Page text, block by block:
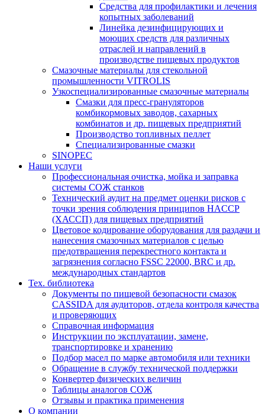
Средства для профилактики и лечения
копытных заболеваний
Линейка дезинфицирующих и
моющих средств для различных
отраслей и направлений в
производстве пищевых продуктов
Смазочные материалы для стекольной
промышленности VITROLIS
Узкоспециализированные смазочные материалы
Смазки для пресс-грануляторов
комбикормовых заводов, сахарных
комбинатов и др. пищевых предприятий
Производство топливных пеллет
Специализированные смазки
SINOPEC
Наши услуги
Профессиональная очистка, мойка и заправка
системы СОЖ станков
Технический аудит на предмет оценки рисков с
точки зрения соблюдения принципов HACCP
(ХАССП) для пищевых предприятий
Цветовое кодирование оборудования для раздачи и
нанесения смазочных материалов с целью
предотвращения перекрестного контакта и
загрязнения согласно FSSC 22000, BRC и др.
международных стандартов
Тех. библиотека
Документы по пищевой безопасности смазок
CASSIDA для аудиторов, отдела контроля качества
и проверяющих
Справочная информация
Инструкции по эксплуатации, замене,
транспортировке и хранению
Подбор масел по марке автомобиля или техники
Обращение в службу технической поддержки
Конвертер физических величин
Таблицы аналогов СОЖ
Отзывы и практика применения
О компании